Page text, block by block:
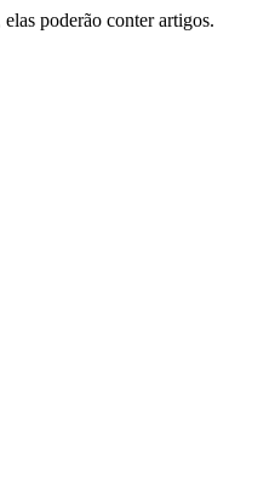
poderão conter artigos.